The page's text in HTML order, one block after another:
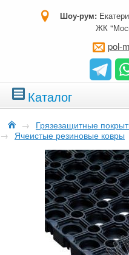
Шоу-рум:
ЖК
pol-
Каталог
→ Грязезащитные
→ Ячеистые резиновые ковры